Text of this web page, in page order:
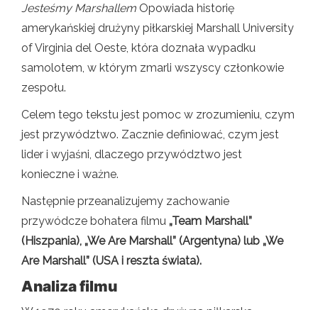
Jesteśmy Marshallem Opowiada historię
amerykańskiej drużyny piłkarskiej Marshall University
of Virginia del Oeste, która doznała wypadku
samolotem, w którym zmarli wszyscy członkowie
zespołu.
Celem tego tekstu jest pomoc w zrozumieniu, czym
jest przywództwo. Zacznie definiować, czym jest
lider i wyjaśni, dlaczego przywództwo jest
konieczne i ważne.
Następnie przeanalizujemy zachowanie
przywódcze bohatera filmu „Team Marshall”
(Hiszpania), „We Are Marshall” (Argentyna) lub „We
Are Marshall” (USA i reszta świata).
Analiza filmu